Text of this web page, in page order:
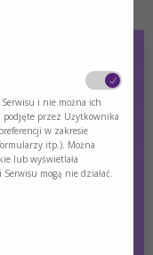
i nie można ich
podjęte przez Użytkownika
w zakresie
itp.). Można
lub wyświetlała
mogą nie działać.